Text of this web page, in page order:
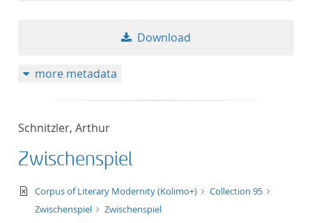
Download
more metadata
Schnitzler, Arthur
Zwischenspiel
text/xml
Corpus of Literary Modernity (Kolimo+)
Collection 95
Zwischenspiel
Zwischenspiel